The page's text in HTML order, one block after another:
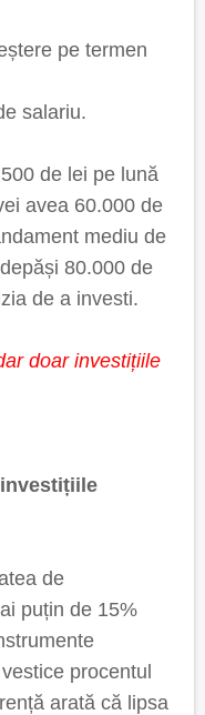
pe termen
salariu.
de lei pe lună
avea 60.000 de
mediu de
80.000 de
de a investi.
doar investițiile
de
puțin de 15%
procentul
arată că lipsa